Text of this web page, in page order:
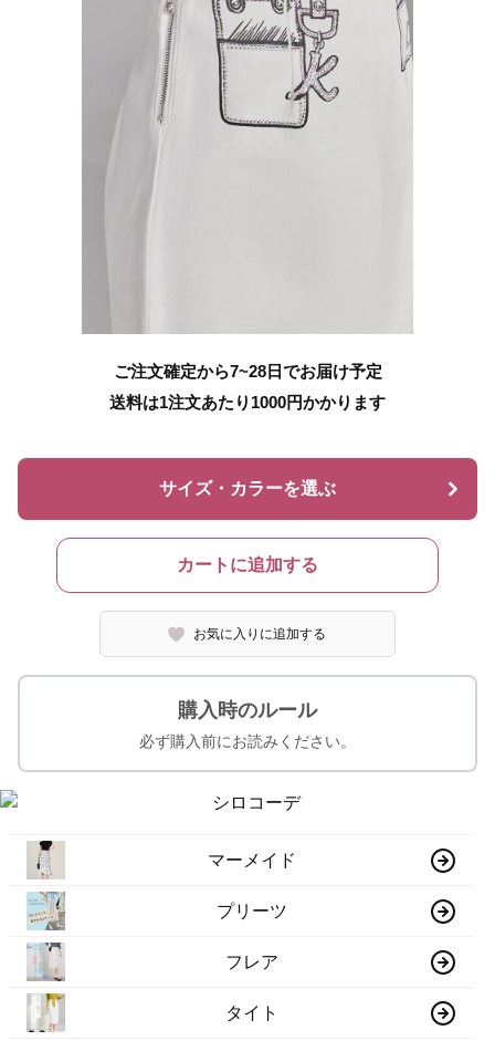
ご注文確定から7~28日でお届け予定
送料は1注文あたり 1000円かかります
サイズ・カラーを選ぶ
カートに追加する
お気に入りに追加する
購入時のルール
必ず購入前にお読みください。
マーメイド
プリーツ
フレア
タイト